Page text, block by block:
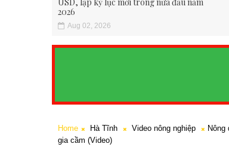
2026
Aug 02, 2026
Home Hà Tĩnh Video nông nghiệp
gia cầm (Video)